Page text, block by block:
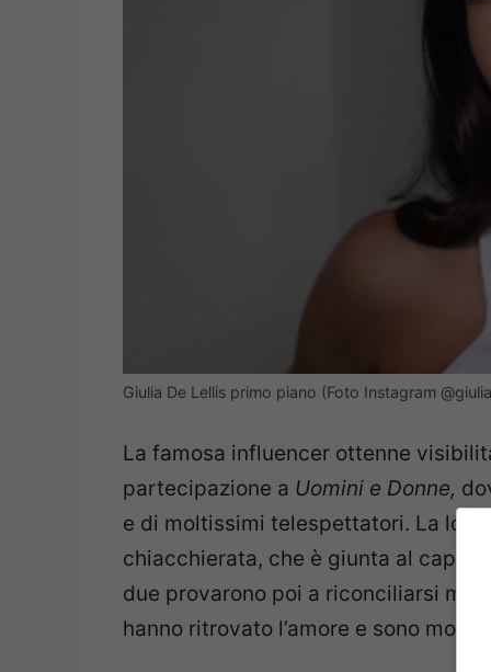
Giulia De Lellis primo piano (Foto Instagram
La famosa influencer ottenne
partecipazione a Uomini e Donne,
e di moltissimi telespettatori. La loro
chiacchierata, che è giunta al
due provarono poi a riconciliarsi ma
hanno ritrovato l’amore e sono molto